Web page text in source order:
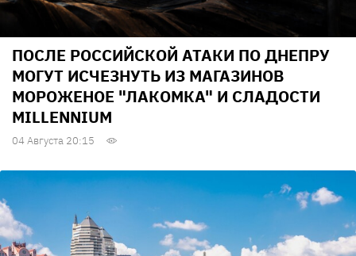
ПОСЛЕ РОССИЙСКОЙ АТАКИ ПО ДНЕПРУ
МОГУТ ИСЧЕЗНУТЬ ИЗ МАГАЗИНОВ
МОРОЖЕНОЕ "ЛАКОМКА" И СЛАДОСТИ
MILLENNIUM
04 Августа 20:15